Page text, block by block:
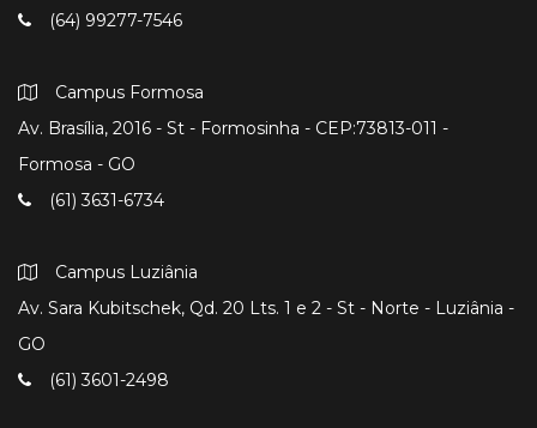
(64) 99277-7546
Campus Formosa
Av. Brasília, 2016 - St - Formosinha - CEP:73813-011 -
Formosa - GO
(61) 3631-6734
Campus Luziânia
Av. Sara Kubitschek, Qd. 20 Lts. 1 e 2 - St - Norte - Luziânia -
GO
(61) 3601-2498